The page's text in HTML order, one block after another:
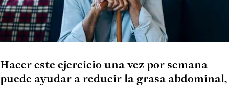
Hacer este ejercicio una vez por semana
puede ayudar a reducir la grasa abdominal,